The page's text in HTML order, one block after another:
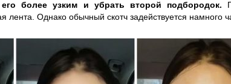
более узким и убрать второй подбородок.
лента. Однако обычный скотч задействуется намного